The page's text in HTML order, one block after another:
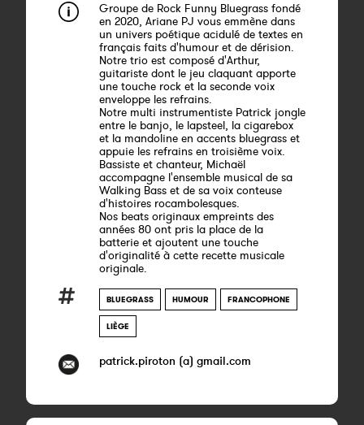
Groupe de Rock Funny Bluegrass fondé
en 2020, Ariane PJ vous emmène dans
un univers poétique acidulé de textes en
français faits d'humour et de dérision.
Notre trio est composé d'Arthur,
guitariste dont le jeu claquant apporte
une touche rock et la seconde voix
enveloppe les refrains.
Notre multi instrumentiste Patrick jongle
entre le banjo, le lapsteel, la cigarebox
et la mandoline en accents bluegrass et
appuie les refrains en troisième voix.
Bassiste et chanteur, Michaël
accompagne l'ensemble musical de sa
Walking Bass et de sa voix conteuse
d'histoires rocambolesques.
Nos beats originaux empreints des
années 80 ont pris la place de la
batterie et ajoutent une touche
d'originalité à cette recette musicale
originale.
BLUEGRASS HUMOUR FRANCOPHONE
LIÈGE
patrick.piroton (a) gmail.com